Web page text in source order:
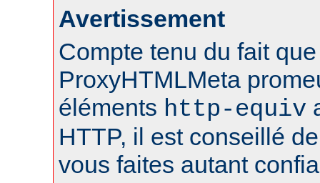
Avertissement
Compte tenu du fait
ProxyHTMLMeta
éléments http-equiv
HTTP, il est conseillé
vous faites autant